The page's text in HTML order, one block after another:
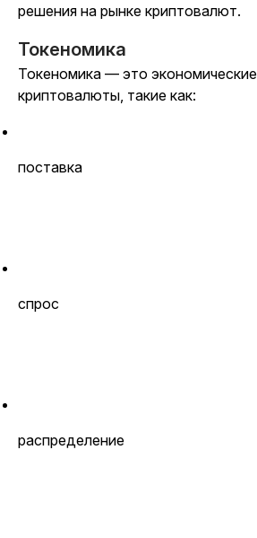
решения на рынке криптовалют.
Токеномика
Токеномика — это
криптовалюты, такие как:
поставка
спрос
распределение